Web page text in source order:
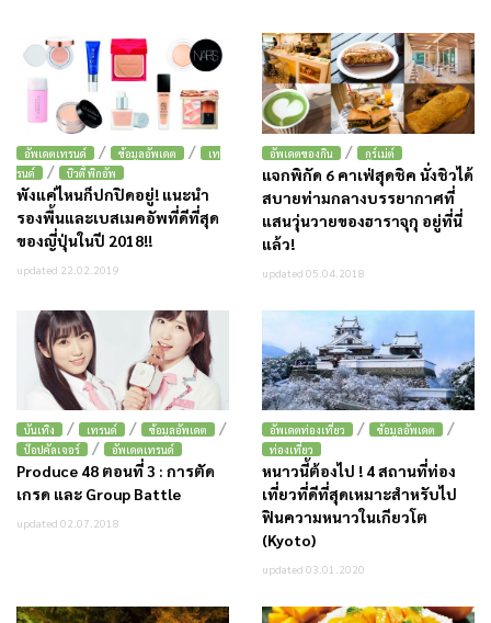
อัพเดตเทรนด์ / ข้อมูลอัพเดต /
เท
รนด์
/ บิวตี้ พิกอัพ
พังแค่ไหนก็ปกปิดอยู่! แนะนำ
รองพื้นและเบสเมคอัพที่ดีที่สุด
ของญี่ปุ่นในปี 2018!!
updated 22.02.2019
อัพเดตของกิน / กูร์เม่ต์
แจกพิกัด 6 คาเฟ่สุดชิค นั่งชิวได้
สบายท่ามกลางบรรยากาศที่
แสนวุ่นวายของฮาราจุกุ อยู่ที่นี่
แล้ว!
updated 05.04.2018
บันเทิง / เทรนด์ / ข้อมูลอัพเดต /
ป๊อปคัลเจอร์ / อัพเดตเทรนด์
Produce 48 ตอนที่ 3 : การตัด
เกรด และ Group Battle
updated 02.07.2018
อัพเดตท่องเที่ยว / ข้อมูลอัพเดต /
ท่องเที่ยว
หนาวนี้ต้องไป ! 4 สถานที่ท่อง
เที่ยวที่ดีที่สุดเหมาะสำหรับไป
ฟินความหนาวในเกียวโต
(Kyoto)
updated 03.01.2020